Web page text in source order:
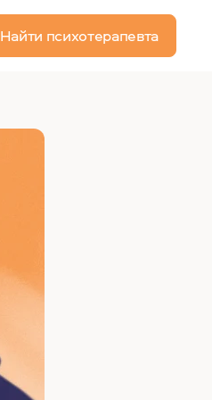
Найти психотерапевта